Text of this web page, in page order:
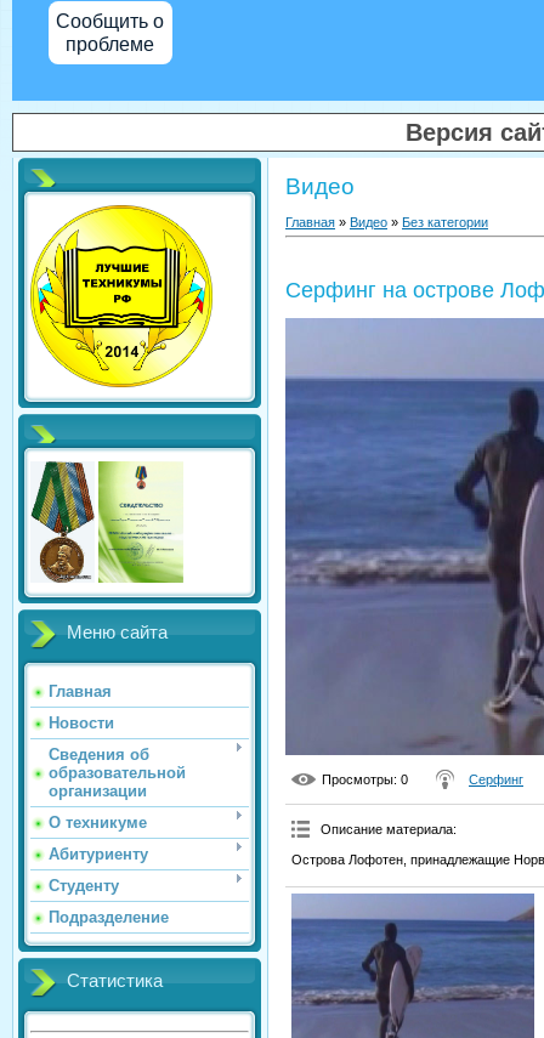
Сообщить о
проблеме
Версия
Меню сайта
Главная
Новости
Сведения об
образовательной
организации
О техникуме
Абитуриенту
Студенту
Подразделение
Статистика
Видео
Главная » Видео » Без категории
Серфинг на острове
Просмотры: 0 Серфинг
Описание материала:
Острова Лофотен, принадлежащие